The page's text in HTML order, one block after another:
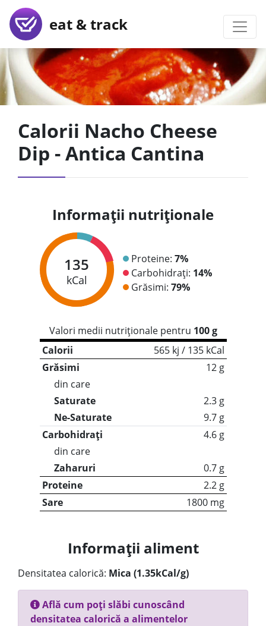
eat & track
Calorii Nacho Cheese
Dip - Antica Cantina
Informații nutriționale
135
kCal
Proteine: 7%
Carbohidrați: 14%
Grăsimi: 79%
Valori medii nutriționale pentru 100 g
Calorii
565 kj / 135 kCal
Grăsimi
12 g
din care
Saturate
2.3 g
Ne-Saturate
9.7 g
Carbohidrați
4.6 g
din care
Zaharuri
0.7 g
Proteine
2.2 g
Sare
1800 mg
Informații aliment
Densitatea calorică: Mica (1.35kCal/g)
Află cum poți slăbi cunoscând
densitatea calorică a alimentelor